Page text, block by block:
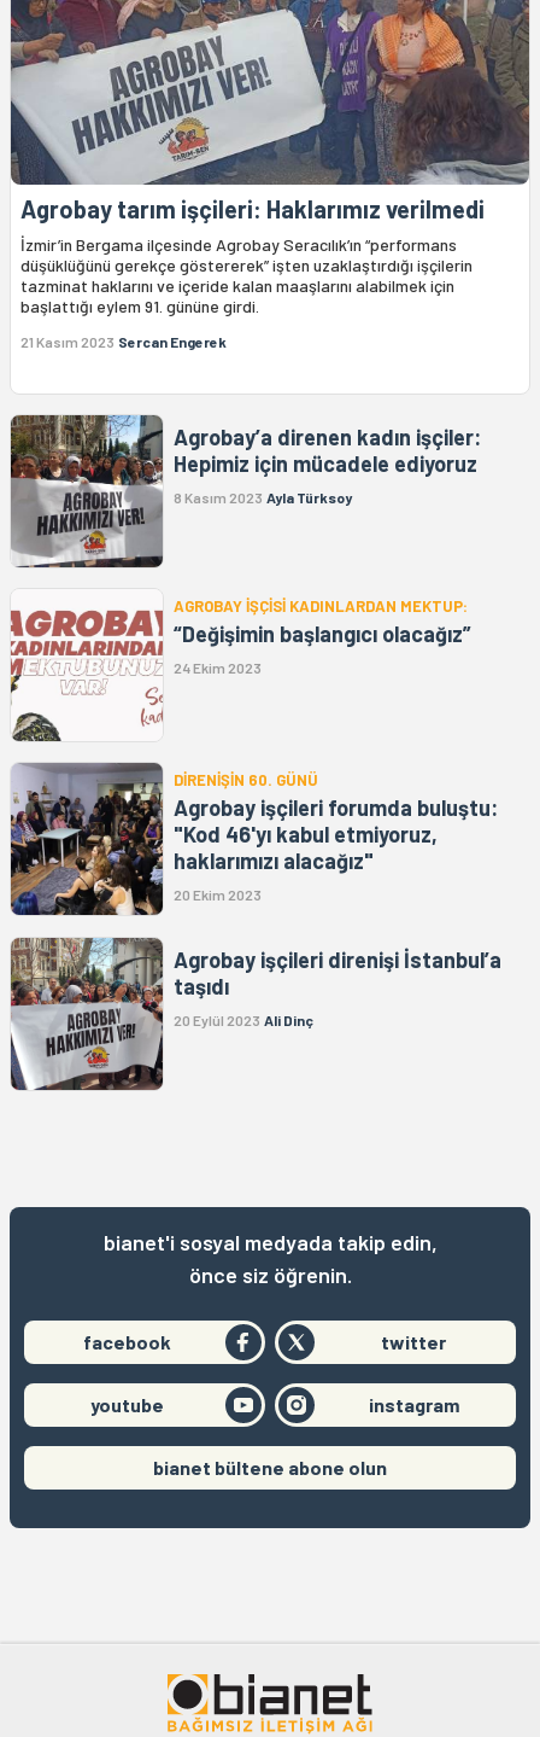
Agrobay tarım işçileri: Haklarımız verilmedi
İzmir’in Bergama ilçesinde Agrobay Seracılık’ın “performans
düşüklüğünü gerekçe göstererek” işten uzaklaştırdığı işçilerin
tazminat haklarını ve içeride kalan maaşlarını alabilmek için
başlattığı eylem 91. gününe girdi.
21 Kasım 2023 Sercan Engerek
Agrobay’a direnen kadın işçiler:
Hepimiz için mücadele ediyoruz
8 Kasım 2023 Ayla Türksoy
AGROBAY İŞÇİSİ KADINLARDAN MEKTUP:
“Değişimin başlangıcı olacağız”
24 Ekim 2023
DİRENİŞİN 60. GÜNÜ
Agrobay işçileri forumda buluştu:
"Kod 46'yı kabul etmiyoruz,
haklarımızı alacağız"
20 Ekim 2023
Agrobay işçileri direnişi İstanbul’a
taşıdı
20 Eylül 2023 Ali Dinç
bianet'i sosyal medyada takip edin,
önce siz öğrenin.
facebook twitter
youtube instagram
bianet bültene abone olun